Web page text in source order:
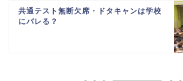
共通テスト無断欠席・ドタキャンは学校
にバレる？